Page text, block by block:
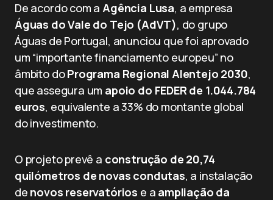
De acordo com aAgência Lusa, a empresa
Águas do Vale do Tejo (AdVT), do grupo
Águas de Portugal, anunciou que foi aprovado
um “importante financiamento europeu” no
âmbito doPrograma Regional Alentejo 2030,
que assegura um apoio do FEDER de 1.044.784
euros, equivalente a 33% do montante global
do investimento.
O projeto prevê a construção de 20,74
quilómetros de novas condutas, a instalação
de novos reservatórios e a ampliação da